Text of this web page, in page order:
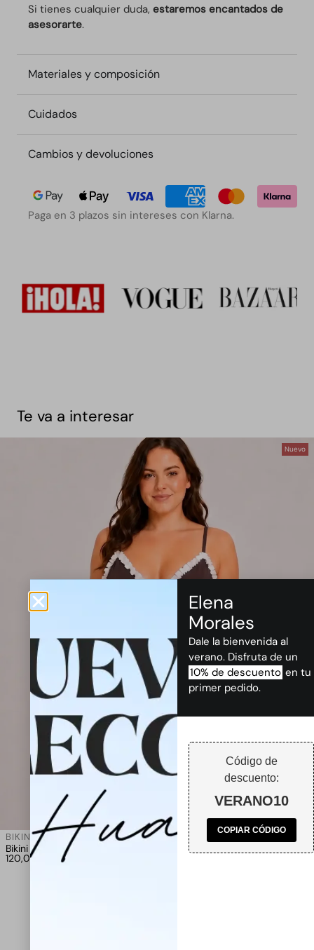
Si tienes cualquier duda, estaremos encantados de
asesorarte.
Materiales y composición
Cuidados
Cambios y devoluciones
Paga en 3 plazos sin intereses con Klarna.
Te va a interesar
Nuevo
BIKINIS Y BAÑADORES,HUAHINE
Bikini Fru Fru Mokä
120,00
Elena
Morales
Dale la bienvenida al
verano. Disfruta de un
10% de descuento en tu
primer pedido.
Código de
descuento:
VERANO10
COPIAR CÓDIGO